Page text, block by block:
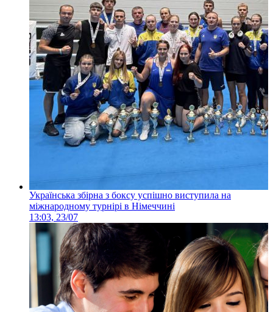
Українська збірна з боксу успішно виступила на
міжнародному турнірі в Німеччині
13:03, 23/07